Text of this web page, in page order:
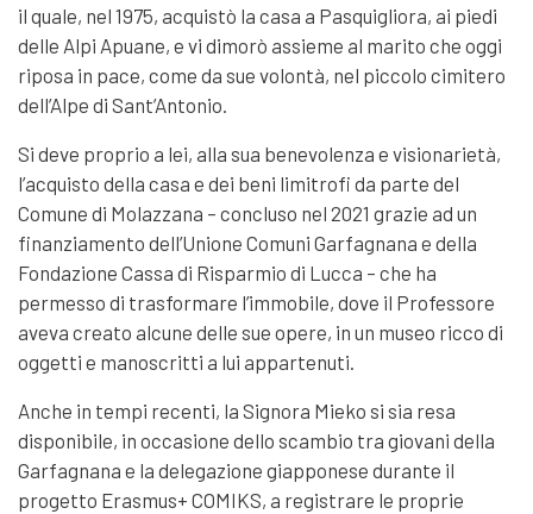
il quale, nel 1975, acquistò la casa a Pasquigliora, ai piedi
delle Alpi Apuane, e vi dimorò assieme al marito che oggi
riposa in pace, come da sue volontà, nel piccolo cimitero
dell’Alpe di Sant’Antonio.
Si deve proprio a lei, alla sua benevolenza e visionarietà,
l’acquisto della casa e dei beni limitrofi da parte del
Comune di Molazzana – concluso nel 2021 grazie ad un
finanziamento dell’Unione Comuni Garfagnana e della
Fondazione Cassa di Risparmio di Lucca – che ha
permesso di trasformare l’immobile, dove il Professore
aveva creato alcune delle sue opere, in un museo ricco di
oggetti e manoscritti a lui appartenuti.
Anche in tempi recenti, la Signora Mieko si sia resa
disponibile, in occasione dello scambio tra giovani della
Garfagnana e la delegazione giapponese durante il
progetto Erasmus+ COMIKS, a registrare le proprie